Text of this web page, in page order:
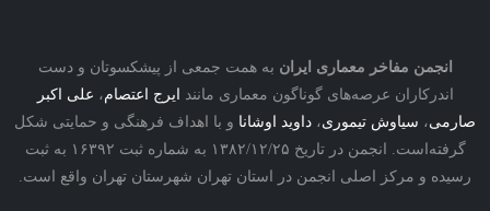
مفاخر معماری ایرانبه همت جمعی از پیشکسوتان و دست
عرصه‌های گوناگون معماری مانندایرج اعتصام،علی اکبر
،سیاوش تیموری،داوید اوشانا و با اهداف فرهنگی و حمایتی شکل
گرفته‌است. انجمن در تاریخ ۱۳۸۲/۱۲/۲۵ به شماره ثبت ۱۶۳۹۲ به ثبت
و مرکز اصلی انجمن در استان تهران شهرستان تهران واقع است.